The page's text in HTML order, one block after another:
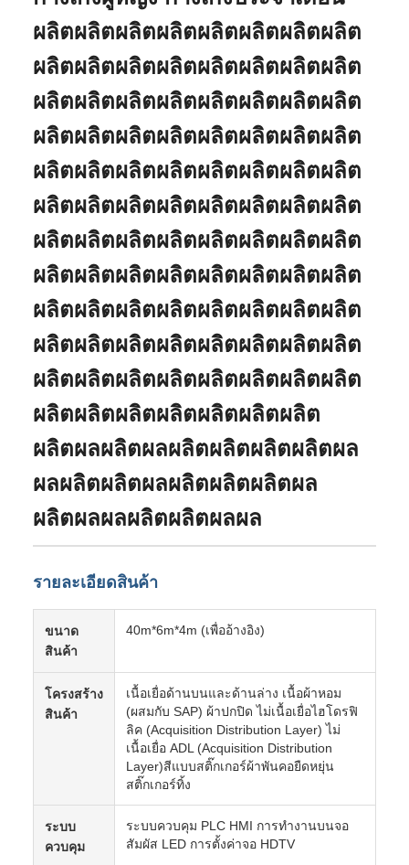
ผลิตผลิตผลิตผลิตผลิตผลิตผลิตผลิต
ผลิตผลิตผลิตผลิตผลิตผลิตผลิตผลิต
ผลิตผลิตผลิตผลิตผลิตผลิตผลิตผลิต
ผลิตผลิตผลิตผลิตผลิตผลิตผลิตผลิต
ผลิตผลิตผลิตผลิตผลิตผลิตผลิตผลิต
ผลิตผลิตผลิตผลิตผลิตผลิตผลิตผลิต
ผลิตผลิตผลิตผลิตผลิตผลิตผลิตผลิต
ผลิตผลิตผลิตผลิตผลิตผลิตผลิตผลิต
ผลิตผลิตผลิตผลิตผลิตผลิตผลิตผลิต
ผลิตผลิตผลิตผลิตผลิตผลิตผลิตผลิต
ผลิตผลิตผลิตผลิตผลิตผลิตผลิตผลิต
ผลิตผลิตผลิตผลิตผลิตผลิตผลิต
ผลิตผลผลิตผลผลิตผลิตผลิตผลิตผล
ผลผลิตผลิตผลผลิตผลิตผลิตผล
ผลิตผลผลผลิตผลิตผลผล
รายละเอียดสินค้า
ขนาด
สินค้า
40m*6m*4m (เพื่ออ้างอิง)
โครงสร้าง
สินค้า
เนื้อเยื่อด้านบนและด้านล่าง เนื้อผ้าหอม
(ผสมกับ SAP) ผ้าปกปิด ไม่เนื้อเยื่อไฮโดรฟิ
ลิค (Acquisition Distribution Layer) ไม่
เนื้อเยื่อ ADL (Acquisition Distribution
Layer)สีแบบสติ๊กเกอร์ผ้าพันคอยืดหยุ่น
สติ๊กเกอร์ทิ้ง
ระบบ
ควบคุม
ระบบควบคุม PLC HMI การทํางานบนจอ
สัมผัส LED การตั้งค่าจอ HDTV